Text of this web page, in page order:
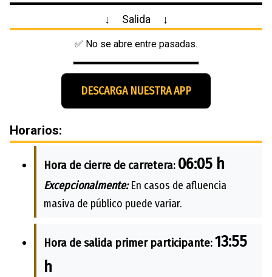
↓ Salida ↓
✅ No se abre entre pasadas.
DESCARGA NUESTRA APP
Horarios:
Hora de cierre de carretera: 06:05 h
Excepcionalmente:En casos de afluencia
masiva de público puede variar.
Hora de salida primer participante:13:55
h